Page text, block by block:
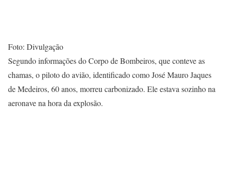
Foto: Divulgação
Segundo informações do Corpo de Bombeiros, que conteve as
chamas, o piloto do avião, identificado como José Mauro Jaques
de Medeiros, 60 anos, morreu carbonizado. Ele estava sozinho na
aeronave na hora da explosão.